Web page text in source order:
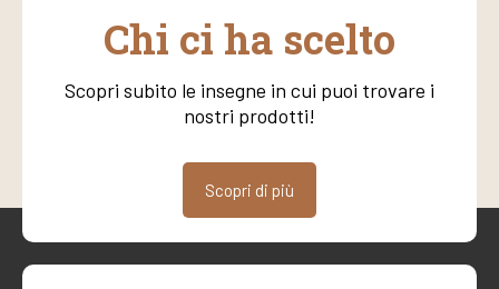
Chi ci ha scelto
Scopri subito le insegne in cui puoi trovare i
nostri prodotti!
Scopri di più